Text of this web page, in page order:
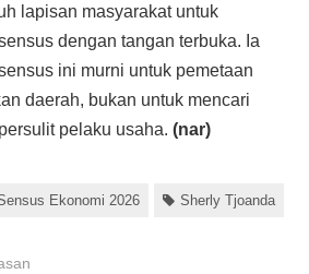
lapisan masyarakat untuk
dengan tangan terbuka. Ia
ini murni untuk pemetaan
daerah, bukan untuk mencari
pelaku usaha. (nar)
Ekonomi 2026 Sherly Tjoanda